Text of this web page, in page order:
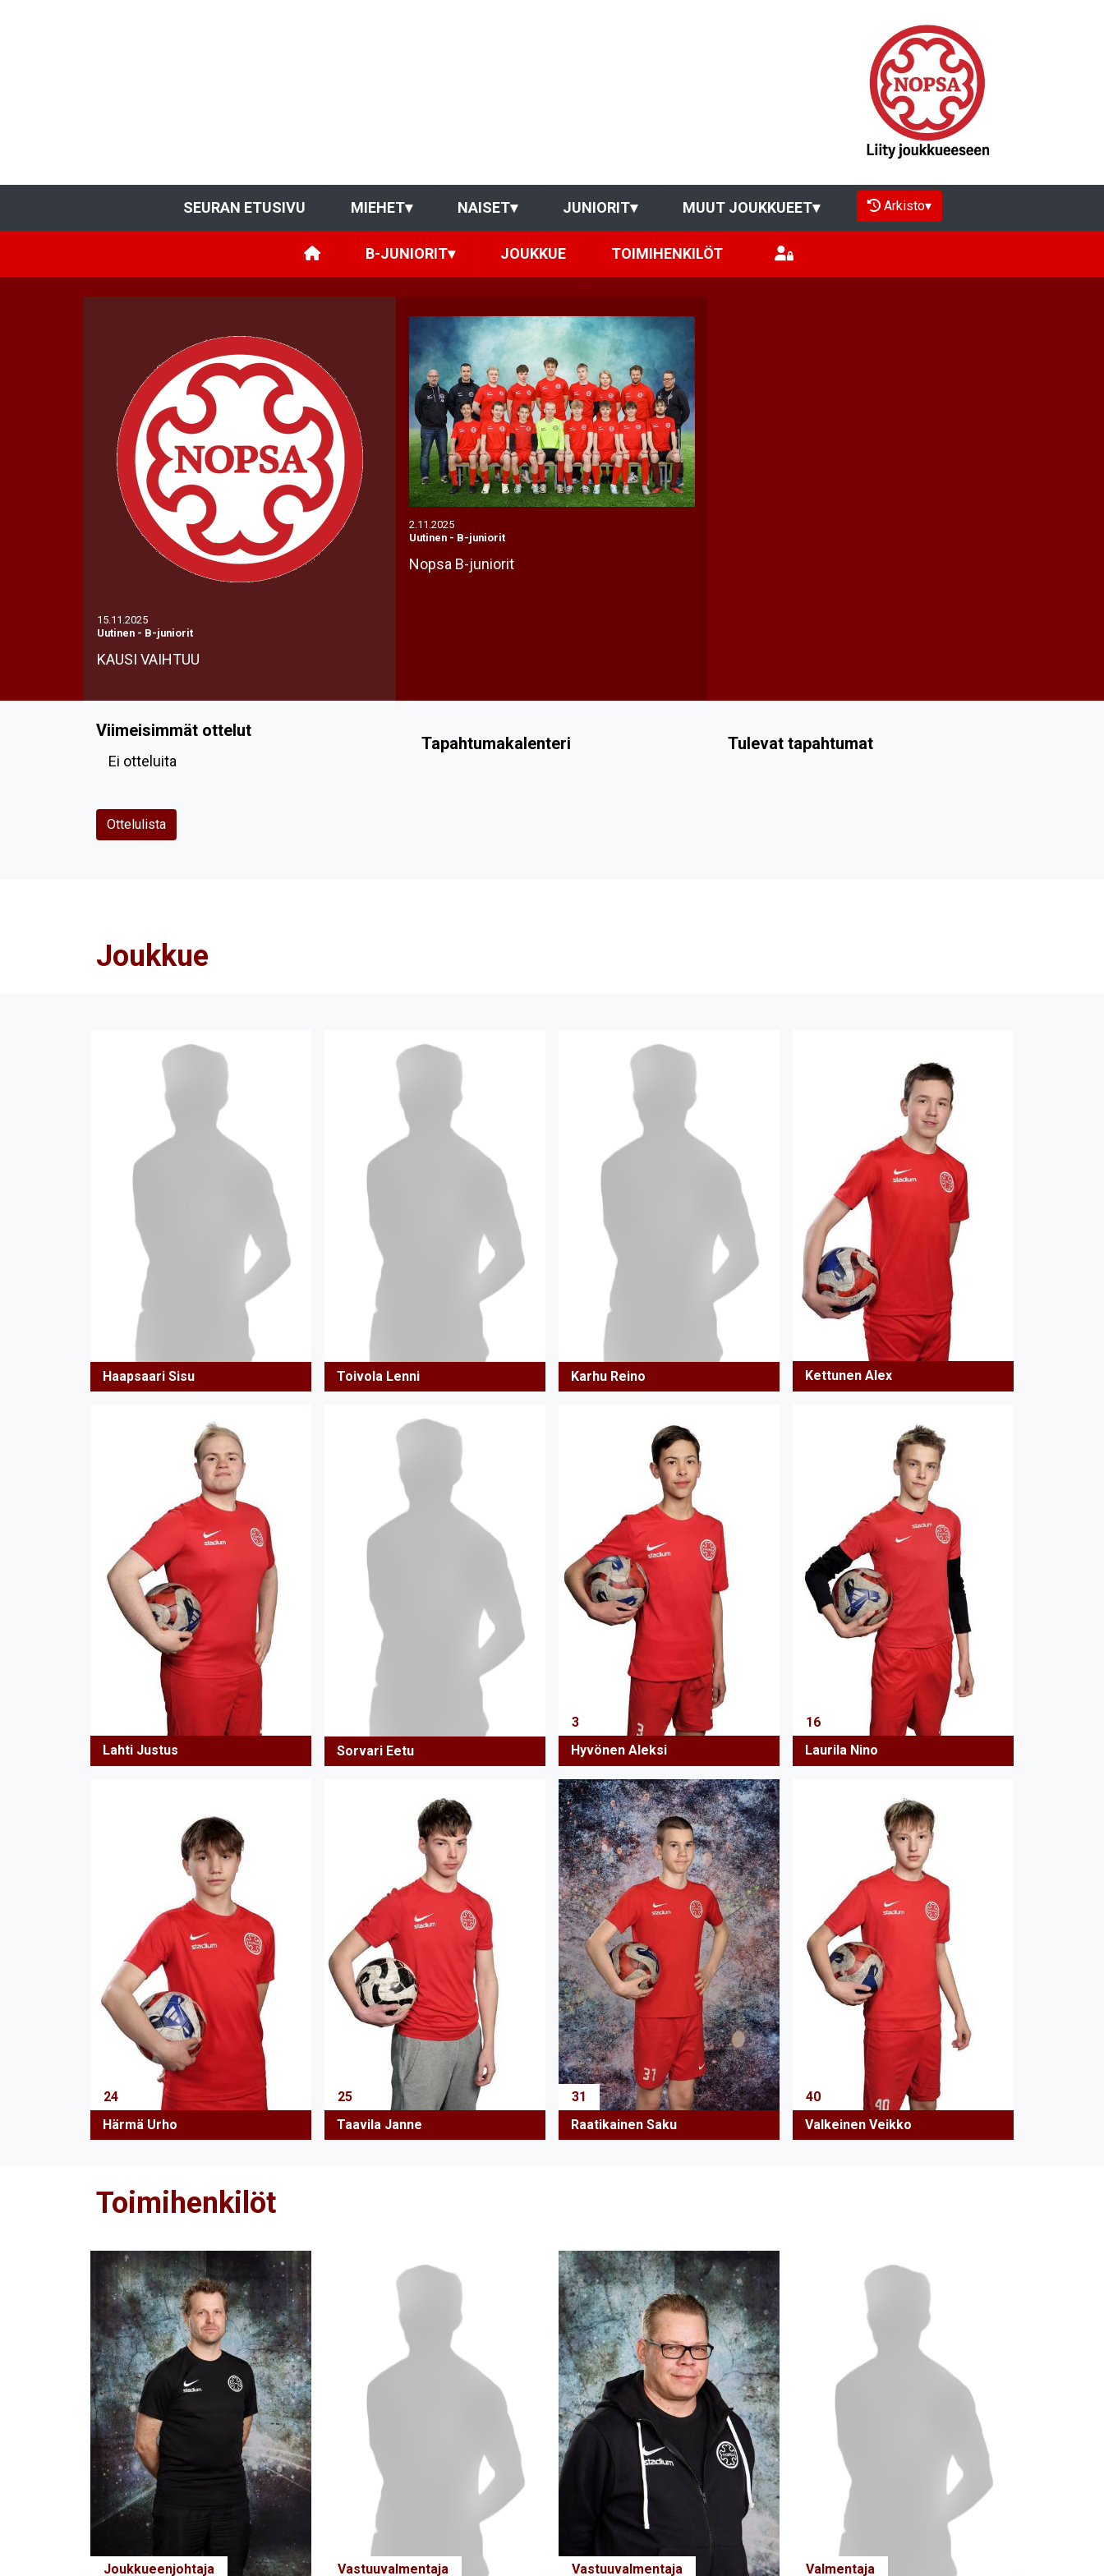
SEURAN ETUSIVU MIEHET▾ NAISET▾ JUNIORIT▾ MUUT JOUKKUEET▾ Arkisto▾
B-JUNIORIT▾ JOUKKUE TOIMIHENKILÖT
15.11.2025
Uutinen - B-juniorit
KAUSI VAIHTUU
2.11.2025
Uutinen - B-juniorit
Nopsa B-juniorit
Viimeisimmät ottelut
Ei otteluita
Ottelulista
Tapahtumakalenteri Tulevat tapahtumat
Joukkue
Haapsaari Sisu Toivola Lenni Karhu Reino Kettunen Alex
Lahti Justus Sorvari Eetu
3
Hyvönen Aleksi
16
Laurila Nino
24
Härmä Urho
25
Taavila Janne
31
Raatikainen Saku
40
Valkeinen Veikko
Toimihenkilöt
Joukkueenjohtaja
Vastuuvalmentaja
Vastuuvalmentaja
Valmentaja